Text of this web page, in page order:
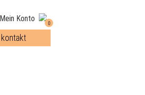
0
kontakt